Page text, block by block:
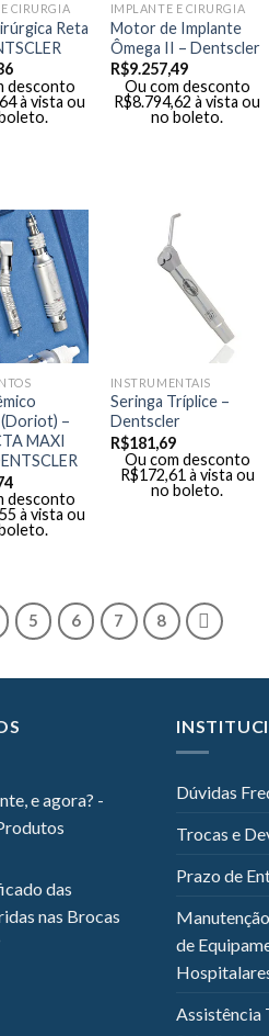
CIRURGIA
Reta
desconto
à vista ou
IMPLANTE E CIRURGIA
Motor de Implante
Ômega II – Dentscler
R$9.257,49
Ou com desconto
R$8.794,62 à vista ou
no boleto.
–
MAXI
desconto
à vista ou
INSTRUMENTAIS
Seringa Tríplice –
Dentscler
R$181,69
Ou com desconto
R$172,61 à vista ou
no boleto.
5 6 7 8
e agora? -
das
nas Brocas
Dúvidas
Trocas e
Prazo de
de
Assistência